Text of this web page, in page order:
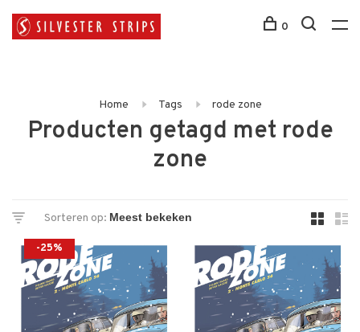
0
Home Tags rode zone
Producten getagd met rode
zone
Sorteren op:
-25%